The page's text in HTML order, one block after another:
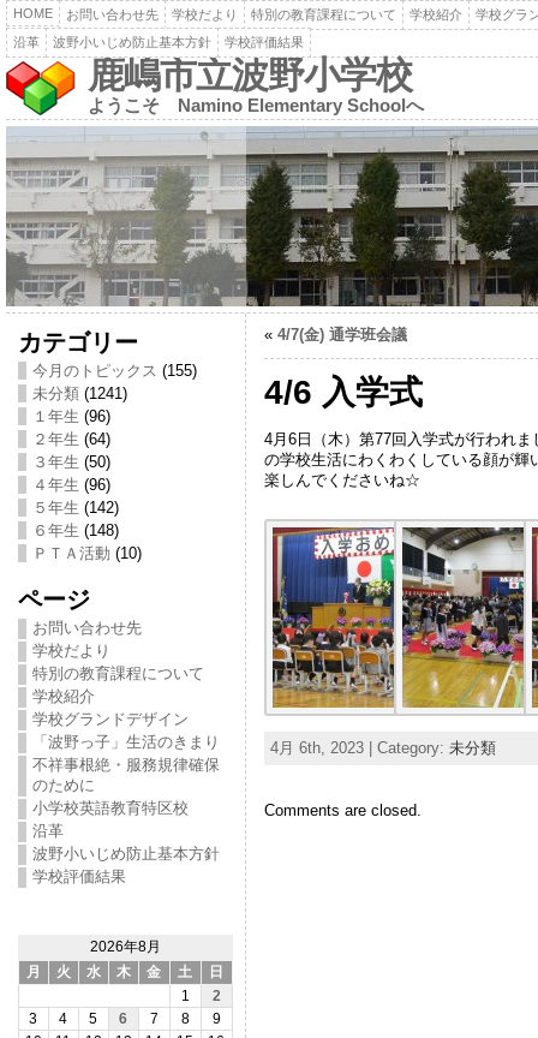
HOME お問い合わせ先 学校だより 特別の教育課程について 学校紹介
学校グラ
沿革
波野小いじめ防止基本方針 学校評価結果
鹿嶋市立波野小学校
ようこそ Namino Elementary Schoolへ
カテゴリー
今月のトピックス (155)
未分類(1241)
１年生 (96)
２年生 (64)
３年生 (50)
４年生 (96)
５年生 (142)
６年生 (148)
ＰＴＡ活動 (10)
ページ
お問い合わせ先
学校だより
特別の教育課程について
学校紹介
学校グランドデザイン
「波野っ子」生活のきまり
不祥事根絶・服務規律確保
のために
小学校英語教育特区校
沿革
波野小いじめ防止基本方針
学校評価結果
2026年8月
月
火 水 木 金 土 日
1
2
3
4 5 6 7 8
9
« 4/7(金) 通学班会議
4/6 入学式
4月6日（木）第77回入学式が行われ
の学校生活にわくわくしている顔が
楽しんでくださいね☆
4月 6th, 2023 | Category: 未分類
Comments are closed.